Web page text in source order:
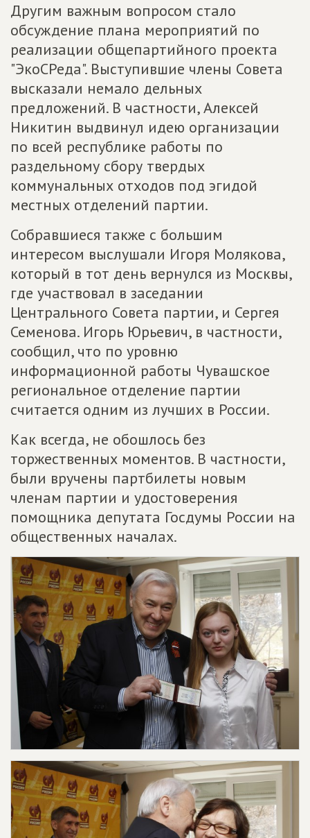
Другим важным вопросом стало
обсуждение плана мероприятий по
реализации общепартийного проекта
"ЭкоСРеда". Выступившие члены Совета
высказали немало дельных
предложений. В частности, Алексей
Никитин выдвинул идею организации
по всей республике работы по
раздельному сбору твердых
коммунальных отходов под эгидой
местных отделений партии.
Собравшиеся также с большим
интересом выслушали Игоря Молякова,
который в тот день вернулся из Москвы,
где участвовал в заседании
Центрального Совета партии, и Сергея
Семенова. Игорь Юрьевич, в частности,
сообщил, что по уровню
информационной работы Чувашское
региональное отделение партии
считается одним из лучших в России.
Как всегда, не обошлось без
торжественных моментов. В частности,
были вручены партбилеты новым
членам партии и удостоверения
помощника депутата Госдумы России на
общественных началах.